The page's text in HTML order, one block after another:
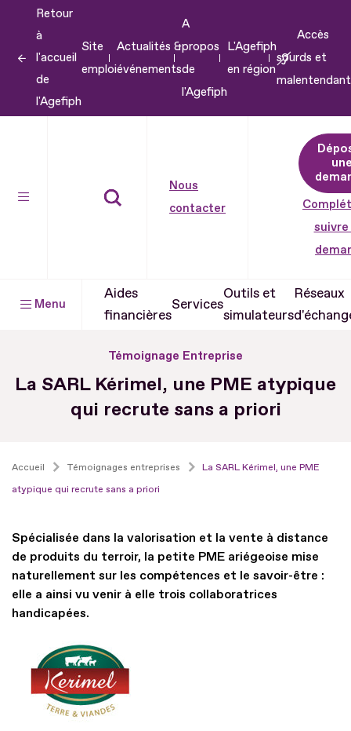
contenu
Retour
à
l'accueil
de
l'Agefiph
Site
emploi
Actualités &
événements
A
propos
de
l'Agefiph
L'Agefiph
en région
Accès
sourds et
Nous
contacter
suivre
Menu
Aides
financières
Services
Outils et
simulateurs
Réseaux
Témoignage Entreprise
La SARL Kérimel, une PME atypique
qui recrute sans a priori
Accueil Témoignages entreprises
La SARL Kérimel, une PME
atypique qui recrute sans a priori
Spécialisée dans la valorisation et la vente à distance
de produits du terroir, la petite PME ariégeoise mise
naturellement sur les compétences et le savoir-être :
elle a ainsi vu venir à elle trois collaboratrices
handicapées.